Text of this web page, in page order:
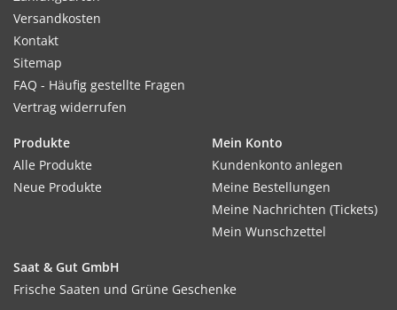
Versandkosten
Kontakt
Sitemap
FAQ - Häufig gestellte Fragen
Vertrag widerrufen
Produkte
Alle Produkte
Neue Produkte
Mein Konto
Kundenkonto anlegen
Meine Bestellungen
Meine Nachrichten (Tickets)
Mein Wunschzettel
Saat & Gut GmbH
Frische Saaten und Grüne Geschenke